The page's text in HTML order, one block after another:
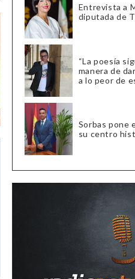
Entrevista a
diputada de
“La poesía
manera de
a lo peor de
Sorbas pone
su centro